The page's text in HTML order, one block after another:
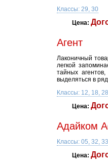
Классы: 29, 30
Цена:
Агент
Лаконичный
легкой
тайных
выделяться в
Классы: 12, 18,
Цена:
Адайком
Классы: 05, 32, 33
Цена: